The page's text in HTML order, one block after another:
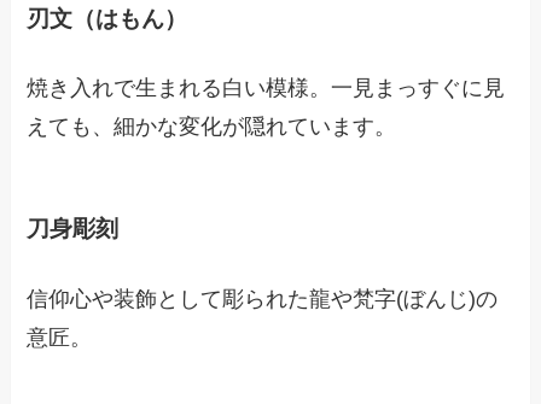
刃文（はもん）
焼き入れで生まれる白い模様。一見まっすぐに見
えても、細かな変化が隠れています。
刀身彫刻
信仰心や装飾として彫られた龍や梵字(ぼんじ)の
意匠。